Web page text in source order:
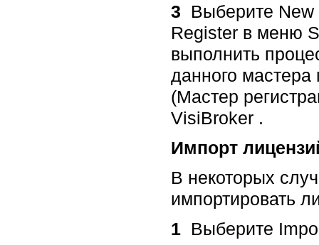
3 Выберите
Register в меню
выполнить
данного
(Мастер
VisiBroker .
Импорт
В некоторых
импортировать
1 Выберите